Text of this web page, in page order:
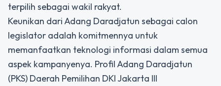
terpilih sebagai wakil rakyat.
Keunikan dari Adang Daradjatun sebagai calon
legislator adalah komitmennya untuk
memanfaatkan teknologi informasi dalam semua
aspek kampanyenya. Profil Adang Daradjatun
(PKS) Daerah Pemilihan DKI Jakarta III